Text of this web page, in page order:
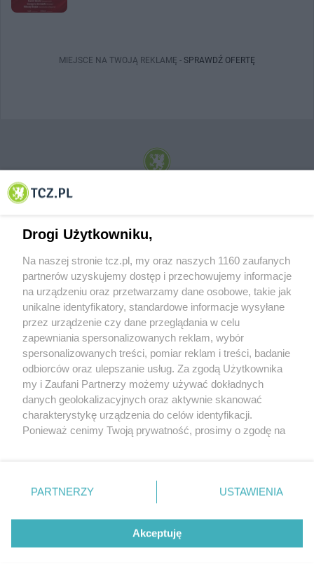
MIEJSCE NA TWOJĄ REKLAMĘ - SPRAWDŹ OFERTĘ
© 2001-2026 Tczew - TCZ.PL Sp. z o.o. Internetowy Serwis Informacyjny Miasta
O FIRMIE POLITYKA PRYWATNOŚCI HOSTING
REKLAMA WSPÓŁPRACA RSS FACEBOOK KONTAKT
Nasze serwisy
Aktualności
Tcz24
Historia miasta
Muzyka i kultura
Archiwum wydarzeń
Zdjęcia miasta
Drogi Użytkowniku,
Na naszej stronie tcz.pl, my oraz naszych 1160 zaufanych
partnerów uzyskujemy dostęp i przechowujemy informacje
na urządzeniu oraz przetwarzamy dane osobowe, takie jak
unikalne identyfikatory, standardowe informacje wysyłane
przez urządzenie czy dane przeglądania w celu
zapewniania spersonalizowanych reklam, wybór
spersonalizowanych treści, pomiar reklam i treści, badanie
odbiorców oraz ulepszanie usług. Za zgodą Użytkownika
my i Zaufani Partnerzy możemy używać dokładnych
danych geolokalizacyjnych oraz aktywnie skanować
charakterystykę urządzenia do celów identyfikacji.
Ponieważ cenimy Twoją prywatność, prosimy o zgodę na
znajdujący się w lewym dolnym rogu strony
. Niektóre
przetwarzaniu. Preferencje będą miały zastosowania tylko
PARTNERZY USTAWIENIA
Akceptuję